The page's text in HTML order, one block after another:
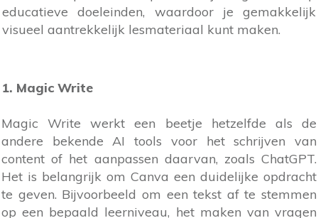
educatieve doeleinden, waardoor je gemakkelijk
visueel aantrekkelijk lesmateriaal kunt maken.
1. Magic Write
Magic Write werkt een beetje hetzelfde als de
andere bekende AI tools voor het schrijven van
content of het aanpassen daarvan, zoals ChatGPT.
Het is belangrijk om Canva een duidelijke opdracht
te geven. Bijvoorbeeld om een tekst af te stemmen
op een bepaald leerniveau, het maken van vragen